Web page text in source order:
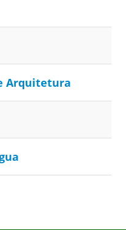
Arquitetura